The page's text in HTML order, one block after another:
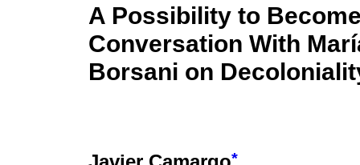
A Possibility to
Conversation With
Borsani on
*